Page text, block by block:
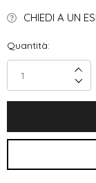
CHIEDI A UN
Quantità: